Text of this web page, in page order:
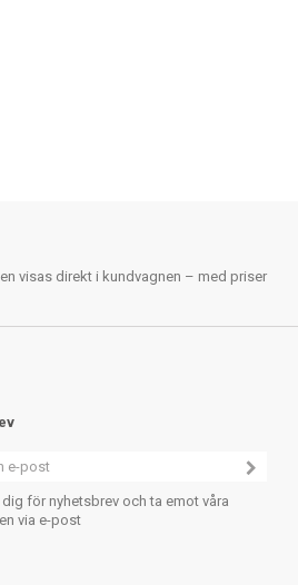
visas direkt i kundvagnen – med priser
dig för nyhetsbrev och ta emot våra
via e-post